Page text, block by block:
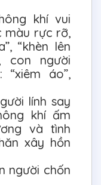
khí vui
màu rực rỡ,
“khèn lên
con người
“xiêm áo”,
lính say
khí ấm
và tình
xây hồn
người chốn